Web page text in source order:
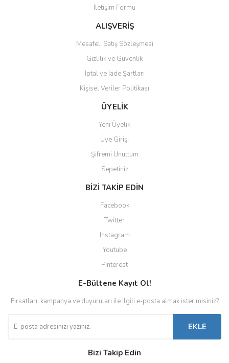
Ürün bilgilerinde hatalar bulunuyor.
Ürün fiyatı diğer sitelerden daha pahalı.
Gönder
İletişim Formu
ALIŞVERİŞ
Mesafeli Satış Sözleşmesi
Gizlilik ve Güvenlik
İptal ve İade Şartları
Kişisel Veriler Politikası
ÜYELİK
Yeni Üyelik
Üye Girişi
Şifremi Unuttum
Sepetiniz
BİZİ TAKİP EDİN
Facebook
Twitter
Instagram
Youtube
Pinterest
E-Bültene Kayıt Ol!
Fırsatları, kampanya ve duyuruları ile ilgili e-posta almak ister misiniz?
EKLE
Bizi Takip Edin